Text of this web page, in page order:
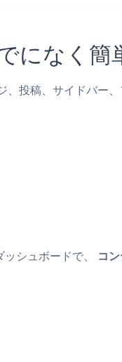
なく簡
投稿、サイドバー
シュボードで、 コ